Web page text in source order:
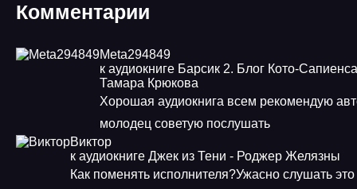
Комментарии
Meta294849
к аудиокниге Барсик 2. Блог Кото-
Тамара Крюкова
Хорошая аудиокнига всем рекомендую
молодец советую послушать
Виктор
к аудиокниге Джек из Тени - Роджер Желязны
Как поменять исполнителя?Ужасно слушать это